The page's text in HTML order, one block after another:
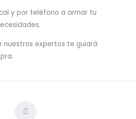
y por teléfono a armar tu
nuestros expertos te guiará